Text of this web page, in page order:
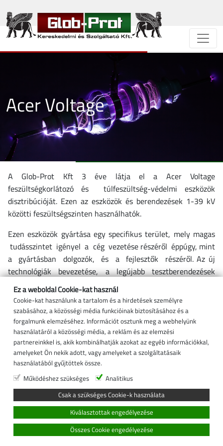
Acer Voltage
A Glob-Prot Kft 3 éve látja el a Acer Voltage
feszültségkorlátozó és túlfeszültség-védelmi eszközök
disztribúcióját. Ezen az eszközök és berendezések 1-39 kV
közötti feszültségszinten használhatók.
Ezen eszközök gyártása egy specifikus terület, mely magas
tudásszintet igényel a cég vezetése részéről éppúgy, mint
a gyártásban dolgozók, és a fejlesztők részéről. Az új
technológiák bevezetése, a legújabb tesztberendezések
használata megköveteli a mérnököktől tudásuk
továbbfejlesztését.
A feszültségkorlátozó és túlfeszültség-védelmi eszközök
használata napjainkban egyre szükségesebbé válik.
Az Acer Voltage termékei az energia-elosztó és –ellátó
rendszerekben, a tömegközlekedésben is használhatók.
A cég első telephelye a híres teljesítményelektronikai ipari
központ közelében volt Csehországban; innen ered a
megszerzett tapasztalat. Az Acer Voltage termékeket a világ
számos országába exportálják.
A folyamatos fejlesztésnek köszönhetően az Acer Voltage
Ez a weboldal Cookie-kat használ
Cookie-kat használunk a tartalom és a hirdetések személyre
szabásához, a közösségi média funkcióinak biztosításához és a
forgalmunk elemzéséhez. Információt osztunk meg a webhelyünk
használatáról a közösségi média, a reklám és az elemzési
partnereinkkel is, akik kombinálhatják azokat az egyéb információkkal,
amelyeket Ön nekik adott, vagy amelyeket a szolgáltatásaik
használatából gyűjtöttek össze.
Működéshez szükséges
Analitikus